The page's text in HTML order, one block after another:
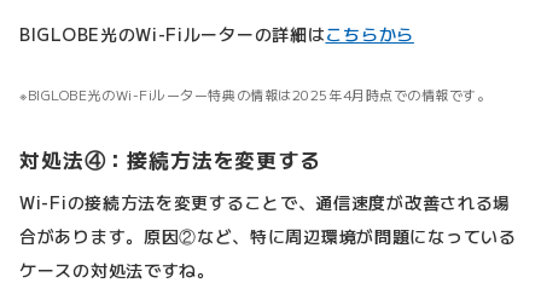
BIGLOBE光のWi-Fiルーターの詳細はこちらから
BIGLOBE光のWi-Fiルーター特典の情報は2025年4月時点での情報です。
対処法④：接続方法を変更する
Wi-Fiの接続方法を変更することで、通信速度が改善される場
合があります。原因②など、特に周辺環境が問題になっている
ケースの対処法ですね。